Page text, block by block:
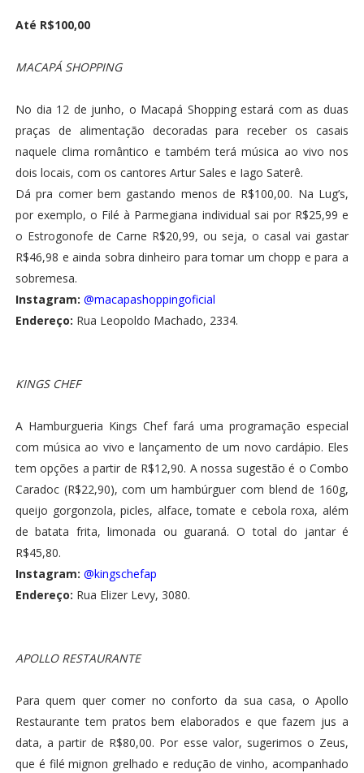
Até R$100,00
MACAPÁ SHOPPING
No dia 12 de junho, o Macapá Shopping estará com as duas
praças de alimentação decoradas para receber os casais
naquele clima romântico e também terá música ao vivo nos
dois locais, com os cantores Artur Sales e Iago Saterê.
Dá pra comer bem gastando menos de R$100,00. Na Lug’s,
por exemplo, o Filé à Parmegiana individual sai por R$25,99 e
o Estrogonofe de Carne R$20,99, ou seja, o casal vai gastar
R$46,98 e ainda sobra dinheiro para tomar um chopp e para a
sobremesa.
Instagram: @macapashoppingoficial
Endereço: Rua Leopoldo Machado, 2334.
KINGS CHEF
A Hamburgueria Kings Chef fará uma programação especial
com música ao vivo e lançamento de um novo cardápio. Eles
tem opções a partir de R$12,90. A nossa sugestão é o Combo
Caradoc (R$22,90), com um hambúrguer com blend de 160g,
queijo gorgonzola, picles, alface, tomate e cebola roxa, além
de batata frita, limonada ou guaraná. O total do jantar é
R$45,80.
Instagram: @kingschefap
Endereço: Rua Elizer Levy, 3080.
APOLLO RESTAURANTE
Para quem quer comer no conforto da sua casa, o Apollo
Restaurante tem pratos bem elaborados e que fazem jus a
data, a partir de R$80,00. Por esse valor, sugerimos o Zeus,
que é filé mignon grelhado e redução de vinho, acompanhado